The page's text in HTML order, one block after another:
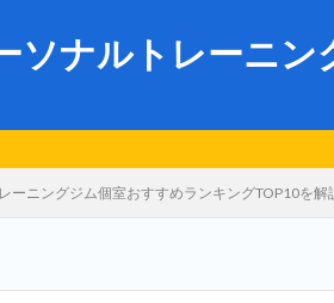
ソナルトレーニ
ーニングジム個室おすすめランキングTOP10を解